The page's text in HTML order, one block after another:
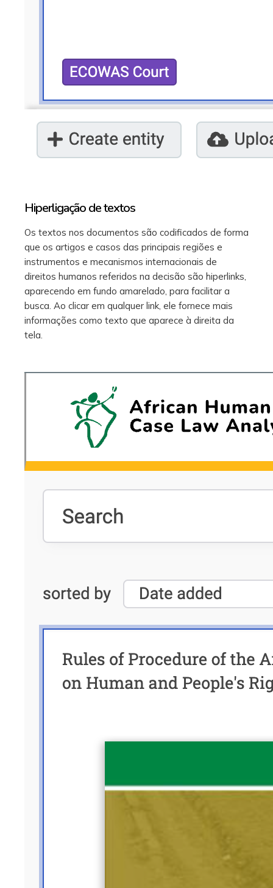
Hiperligação de textos
Os textos nos documentos são codificados de forma
que os artigos e casos das principais regiões e
instrumentos e mecanismos internacionais de
direitos humanos referidos na decisão são hiperlinks,
aparecendo em fundo amarelado, para facilitar a
busca. Ao clicar em qualquer link, ele fornece mais
informações como texto que aparece à direita da
tela.